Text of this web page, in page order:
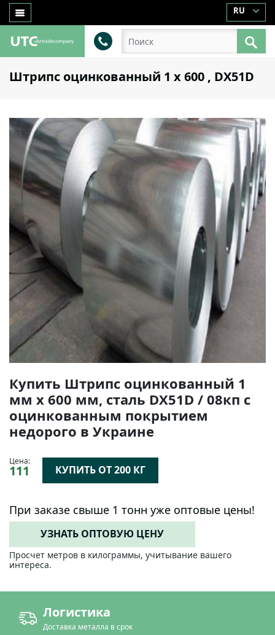
RU
Штрипс оцинкованный 1 х 600 , DX51D
Купить Штрипс оцинкованный 1
мм х 600 мм, сталь DX51D / 08кп с
оцинкованным покрытием
недорого в Украине
Цена:
111 КУПИТЬ ОТ 200 КГ
При заказе свыше 1 тонн уже оптовые цены!
УЗНАТЬ ОПТОВУЮ ЦЕНУ
Просчет метров в килограммы, учитывание вашего
интереса.
Логистика
Доставка металла в срок